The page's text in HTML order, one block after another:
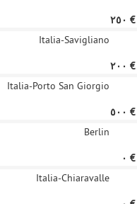
‏٢٥٠ €
Italia-Savigliano
‏٢٠٠ €
Italia-Porto San Giorgio
‏٥٠٠ €
Berlin
‏٠ €
Italia-Chiaravalle